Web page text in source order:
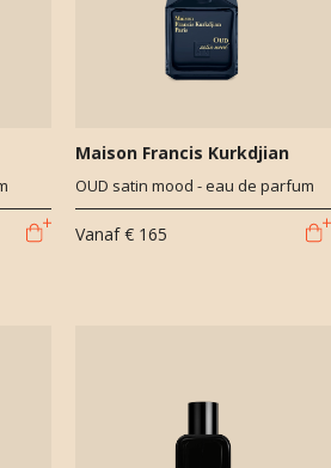
Maison Francis Kurkdjian
OUD satin mood - eau de parfum
Vanaf € 165